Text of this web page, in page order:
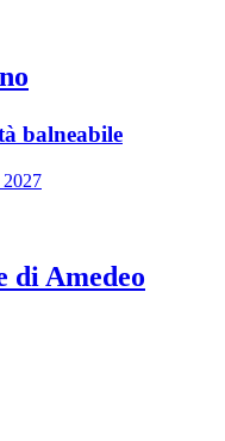
balneabile
di Amedeo